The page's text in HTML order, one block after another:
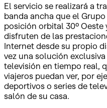
El servicio se realizará a
banda ancha que el
posición orbital 30º
disfruten de las
Internet desde su propio
vez una solución
televisión en tiempo real,
viajeros puedan ver, por
deportivos o series de
salón de su casa.